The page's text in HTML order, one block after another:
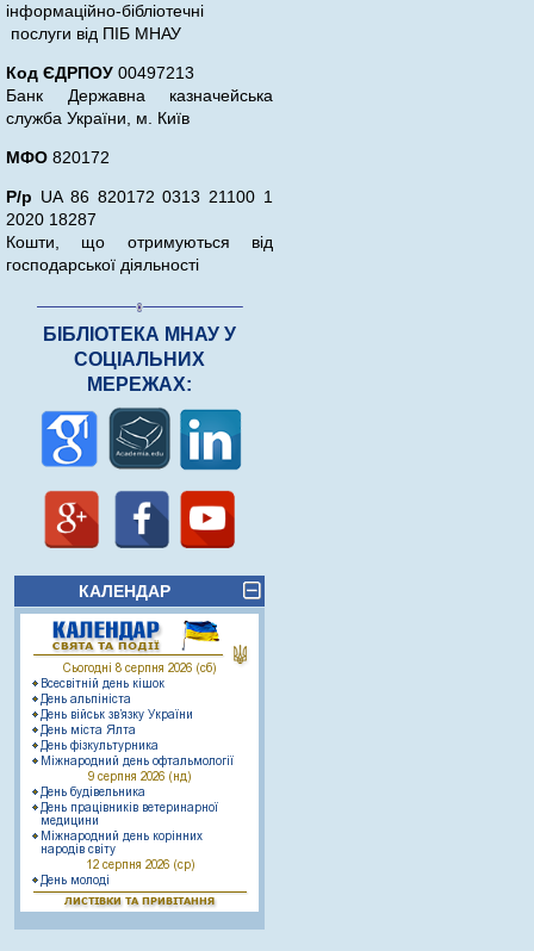
інформаційно-бібліотечні
послуги від ПІБ МНАУ
Код ЄДРПОУ 00497213
Банк Державна казначейська
служба України, м. Київ
МФО 820172
Р/р UA 86 820172 0313 21100 1
2020 18287
Кошти, що отримуються від
господарської діяльності
БІБЛІОТЕКА МНАУ У
СОЦІАЛЬНИХ
МЕРЕЖАХ:
КАЛЕНДАР